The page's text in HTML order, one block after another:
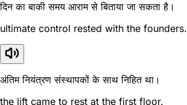
दिन का बाकी समय आराम से बिताया जा सकता है।
ultimate control rested with the founders.
अंतिम नियंत्रण संस्थापकों के साथ निहित था।
the lift came to rest at the first floor.